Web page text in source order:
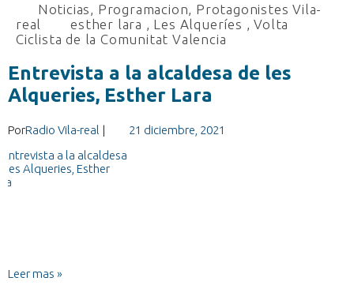
Noticias Programacion
Protagonistes Vila-
real
esther lara Les Alqueríes ,Volta
Ciclista de la Comunitat Valencia
Entrevista a la alcaldesa de les
Alqueries, Esther Lara
PorRadio Vila-real | 21 diciembre, 2021
Leer mas »